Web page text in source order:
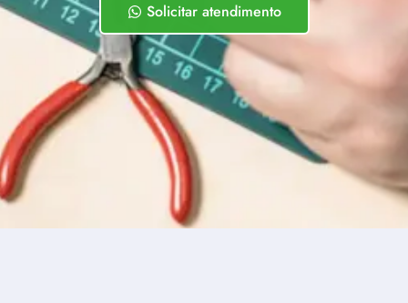
Solicitar atendimento